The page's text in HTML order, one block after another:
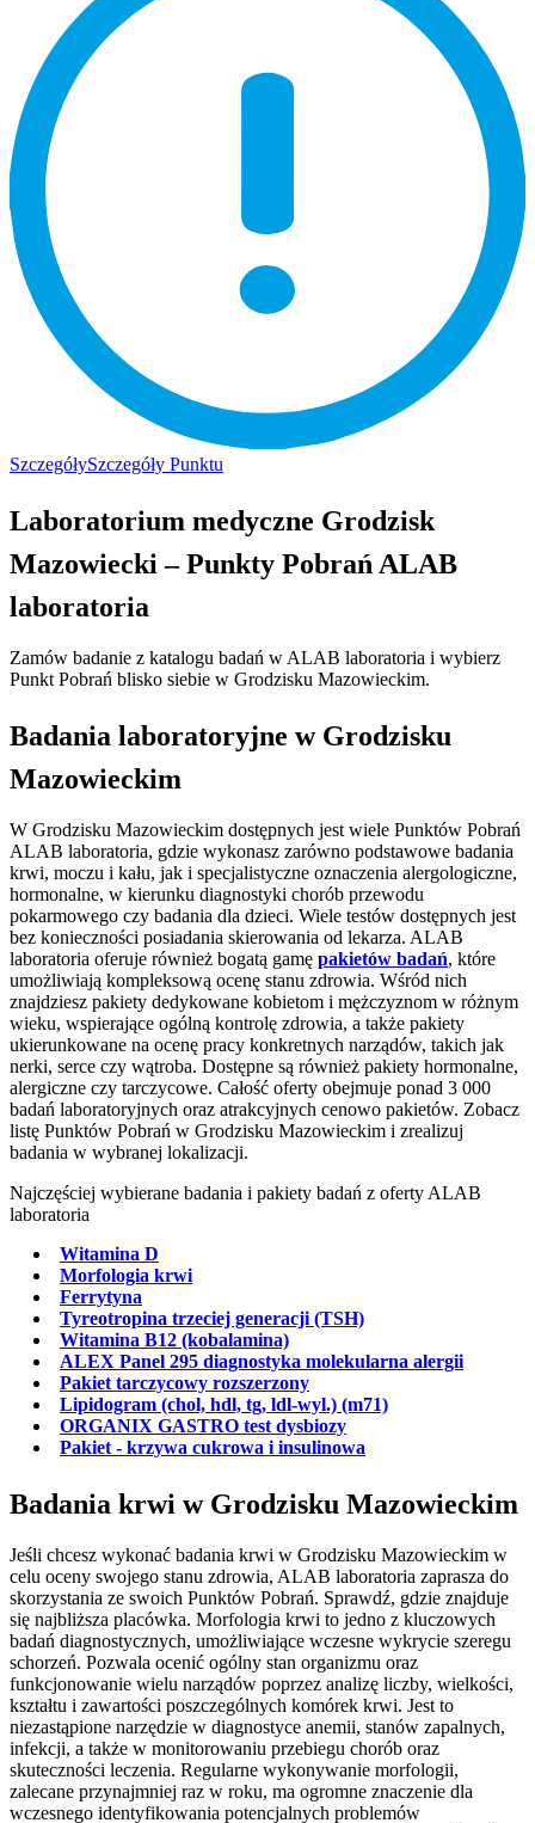
SzczegółySzczegóły Punktu
Laboratorium medyczne Grodzisk
Mazowiecki – Punkty Pobrań ALAB
laboratoria
Zamów badanie z katalogu badań w ALAB laboratoria i wybierz
Punkt Pobrań blisko siebie w Grodzisku Mazowieckim.
Badania laboratoryjne w Grodzisku
Mazowieckim
W Grodzisku Mazowieckim dostępnych jest wiele Punktów Pobrań
ALAB laboratoria, gdzie wykonasz zarówno podstawowe badania
krwi, moczu i kału, jak i specjalistyczne oznaczenia alergologiczne,
hormonalne, w kierunku diagnostyki chorób przewodu
pokarmowego czy badania dla dzieci. Wiele testów dostępnych jest
bez konieczności posiadania skierowania od lekarza. ALAB
laboratoria oferuje również bogatą gamę pakietów badań, które
umożliwiają kompleksową ocenę stanu zdrowia. Wśród nich
znajdziesz pakiety dedykowane kobietom i mężczyznom w różnym
wieku, wspierające ogólną kontrolę zdrowia, a także pakiety
ukierunkowane na ocenę pracy konkretnych narządów, takich jak
nerki, serce czy wątroba. Dostępne są również pakiety hormonalne,
alergiczne czy tarczycowe. Całość oferty obejmuje ponad 3 000
badań laboratoryjnych oraz atrakcyjnych cenowo pakietów. Zobacz
listę Punktów Pobrań w Grodzisku Mazowieckim i zrealizuj
badania w wybranej lokalizacji.
Najczęściej wybierane badania i pakiety badań z oferty ALAB
laboratoria
Witamina D
Morfologia krwi
Ferrytyna
Tyreotropina trzeciej generacji (TSH)
Witamina B12 (kobalamina)
ALEX Panel 295 diagnostyka molekularna alergii
Pakiet tarczycowy rozszerzony
Lipidogram (chol, hdl, tg, ldl-wyl.) (m71)
ORGANIX GASTRO test dysbiozy
Pakiet - krzywa cukrowa i insulinowa
Badania krwi w Grodzisku Mazowieckim
Jeśli chcesz wykonać badania krwi w Grodzisku Mazowieckim w
celu oceny swojego stanu zdrowia, ALAB laboratoria zaprasza do
skorzystania ze swoich Punktów Pobrań. Sprawdź, gdzie znajduje
się najbliższa placówka. Morfologia krwi to jedno z kluczowych
badań diagnostycznych, umożliwiające wczesne wykrycie szeregu
schorzeń. Pozwala ocenić ogólny stan organizmu oraz
funkcjonowanie wielu narządów poprzez analizę liczby, wielkości,
kształtu i zawartości poszczególnych komórek krwi. Jest to
niezastąpione narzędzie w diagnostyce anemii, stanów zapalnych,
infekcji, a także w monitorowaniu przebiegu chorób oraz
skuteczności leczenia. Regularne wykonywanie morfologii,
zalecane przynajmniej raz w roku, ma ogromne znaczenie dla
wczesnego identyfikowania potencjalnych problemów